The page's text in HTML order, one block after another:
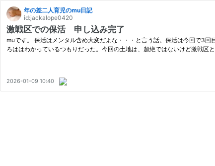
年の差二人育児のmu日記
id:jackalope0420
激戦区での保活 申し込み完了
muです。 保活はメンタル含め大変だよな・・・と言う話。保活は今回で3
ろははわかっているつもりだった。今回の土地は、超絶ではないけど激戦区
2026-01-09 10:40